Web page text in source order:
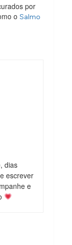
por
oSalmo
dias
escrever
e